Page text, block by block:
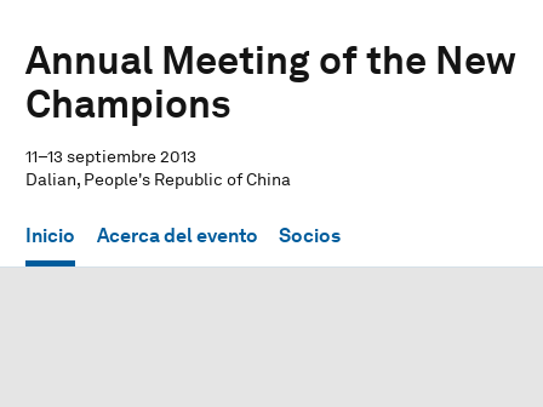
Annual Meeting of the New
Champions
11–13 septiembre 2013
Dalian, People's Republic of China
Inicio Acerca del evento Socios